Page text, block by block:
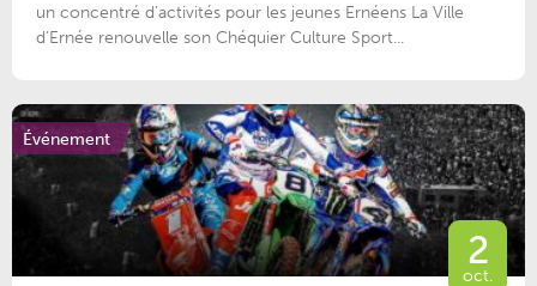
un concentré d’activités pour les jeunes Ernéens La Ville
d’Ernée renouvelle son Chéquier Culture Sport...
Événement
2
oct.